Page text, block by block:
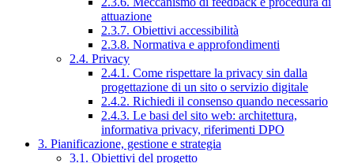
attuazione
2.3.7. Obiettivi accessibilità
2.3.8. Normativa e approfondimenti
2.4. Privacy
2.4.1. Come rispettare la privacy sin dalla
progettazione di un sito o servizio digitale
2.4.2. Richiedi il consenso quando necessario
2.4.3. Le basi del sito web: architettura,
informativa privacy, riferimenti DPO
3. Pianificazione, gestione e strategia
3.1. Obiettivi del progetto